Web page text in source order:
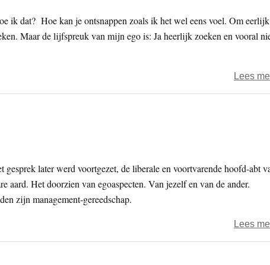
ik dat? Hoe kan je ontsnappen zoals ik het wel eens voel. Om
Maar de lijfspreuk van mijn ego is: Ja heerlijk zoeken en vooral
Lees
gesprek later werd voortgezet, de liberale en voortvarende hoofd-abt
aard. Het doorzien van egoaspecten. Van jezelf en van de ander.
zijn management-gereedschap.
Lees